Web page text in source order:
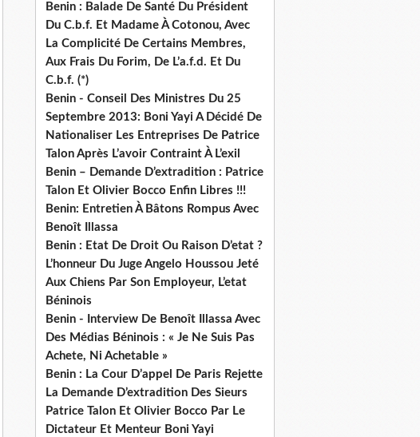
Benin : Balade De Santé Du Président
Du C.b.f. Et Madame À Cotonou, Avec
La Complicité De Certains Membres,
Aux Frais Du Forim, De L’a.f.d. Et Du
C.b.f. (*)
Benin - Conseil Des Ministres Du 25
Septembre 2013: Boni Yayi A Décidé De
Nationaliser Les Entreprises De Patrice
Talon Après L’avoir Contraint À L’exil
Benin – Demande D’extradition : Patrice
Talon Et Olivier Bocco Enfin Libres !!!
Benin: Entretien À Bâtons Rompus Avec
Benoît Illassa
Benin : Etat De Droit Ou Raison D’etat ?
L’honneur Du Juge Angelo Houssou Jeté
Aux Chiens Par Son Employeur, L’etat
Béninois
Benin - Interview De Benoît Illassa Avec
Des Médias Béninois : « Je Ne Suis Pas
Achete, Ni Achetable »
Benin : La Cour D’appel De Paris Rejette
La Demande D’extradition Des Sieurs
Patrice Talon Et Olivier Bocco Par Le
Dictateur Et Menteur Boni Yayi